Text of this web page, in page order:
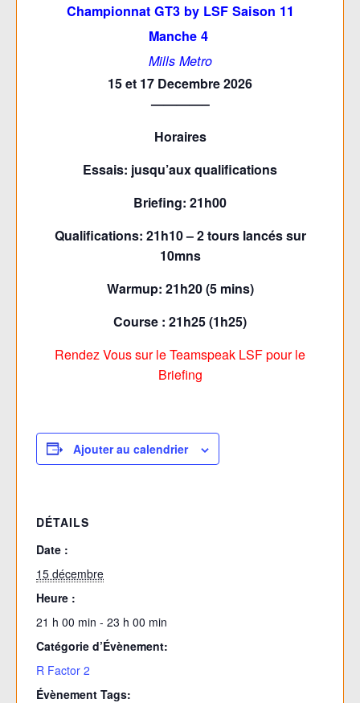
Championnat GT3 by LSF Saison 11
Manche 4
Mills Metro
15 et 17 Decembre 2026
————–
Horaires
Essais: jusqu’aux qualifications
Briefing: 21h00
Qualifications: 21h10 – 2 tours lancés sur
10mns
Warmup: 21h20 (5 mins)
Course : 21h25 (1h25)
Rendez Vous sur le Teamspeak LSF pour le
Briefing
Ajouter au calendrier
DÉTAILS
Date :
15 décembre
Heure :
21 h 00 min - 23 h 00 min
Catégorie d’Évènement:
R Factor 2
Évènement Tags: